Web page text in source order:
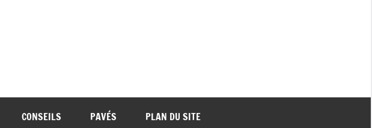
CONSEILS PAVÉS PLAN DU SITE